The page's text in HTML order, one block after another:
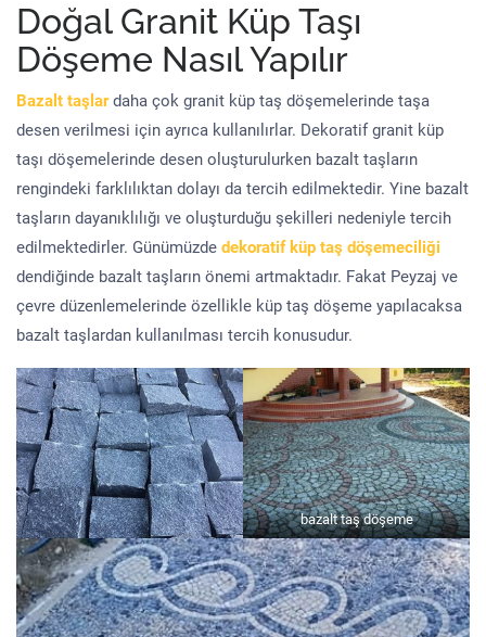
Doğal Granit Küp Taşı
Döşeme Nasıl Yapılır
Bazalt taşlardaha çok granit küp taş döşemelerinde taşa
desen verilmesi için ayrıca kullanılırlar. Dekoratif granit küp
taşı döşemelerinde desen oluşturulurken bazalt taşların
rengindeki farklılıktan dolayı da tercih edilmektedir. Yine bazalt
taşların dayanıklılığı ve oluşturduğu şekilleri nedeniyle tercih
edilmektedirler. Günümüzde dekoratif küp taş döşemeciliği
dendiğinde bazalt taşların önemi artmaktadır. Fakat Peyzaj ve
çevre düzenlemelerinde özellikle küp taş döşeme yapılacaksa
bazalt taşlardan kullanılması tercih konusudur.
bazalt taş döşeme